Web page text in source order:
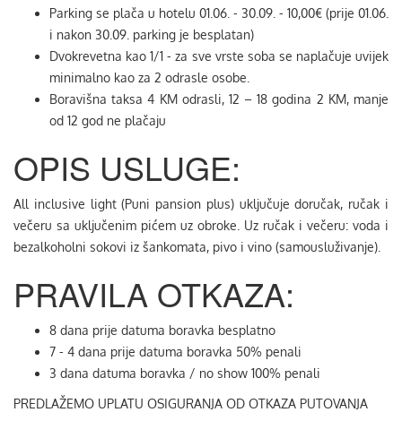
Parking se plača u hotelu 01.06. - 30.09. - 10,00€ (prije 01.06.
i nakon 30.09. parking je besplatan)
Dvokrevetna kao 1/1 - za sve vrste soba se naplačuje uvijek
minimalno kao za 2 odrasle osobe.
Boravišna taksa 4 KM odrasli, 12 – 18 godina 2 KM, manje
od 12 god ne plačaju
OPIS USLUGE:
All inclusive light (Puni pansion plus) uključuje doručak, ručak i
večeru sa uključenim pićem uz obroke. Uz ručak i večeru: voda i
bezalkoholni sokovi iz šankomata, pivo i vino (samousluživanje).
PRAVILA OTKAZA:
8 dana prije datuma boravka besplatno
7 - 4 dana prije datuma boravka 50% penali
3 dana datuma boravka / no show 100% penali
PREDLAŽEMO UPLATU OSIGURANJA OD OTKAZA PUTOVANJA